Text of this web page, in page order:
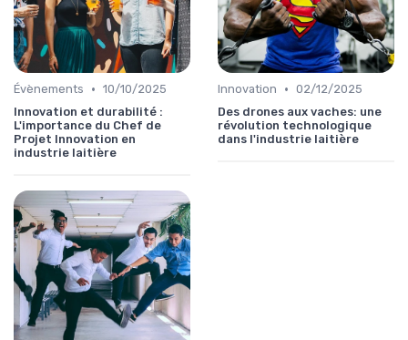
Évènements • 10/10/2025
Innovation et durabilité :
L'importance du Chef de
Projet Innovation en
industrie laitière
Innovation • 02/12/2025
Des drones aux vaches: une
révolution technologique
dans l'industrie laitière